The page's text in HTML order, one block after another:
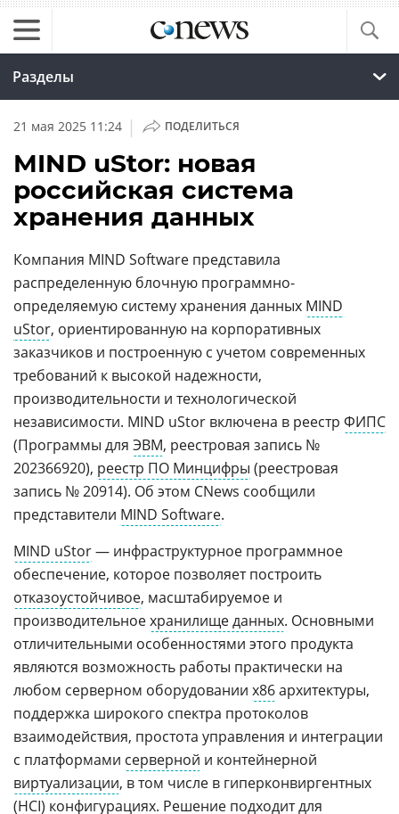
Разделы
21 мая 2025 11:24 | ПОДЕЛИТЬСЯ
MIND uStor: новая
российская система
хранения данных
Компания MIND Software представила
распределенную блочную программно-
определяемую систему хранения данных MIND
uStor, ориентированную на корпоративных
заказчиков и построенную с учетом современных
требований к высокой надежности,
производительности и технологической
независимости. MIND uStor включена в реестр ФИПС
(Программы для ЭВМ, реестровая запись №
202366920), реестр ПО Минцифры (реестровая
запись № 20914). Об этом CNews сообщили
представители MIND Software.
MIND uStor— инфраструктурное программное
обеспечение, которое позволяет построить
отказоустойчивое, масштабируемое и
производительноехранилище данных. Основными
отличительными особенностями этого продукта
являются возможность работы практически на
любом серверном оборудовании х86архитектуры,
поддержка широкого спектра протоколов
взаимодействия, простота управления и интеграции
с платформами серверной и контейнерной
виртуализации, в том числе в гиперконвиргентных
(HCI) конфигурациях. Решение подходит для